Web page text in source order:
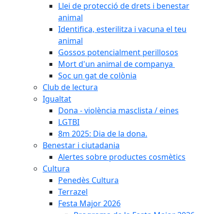
Llei de protecció de drets i benestar
animal
Identifica, esterilitza i vacuna el teu
animal
Gossos potencialment perillosos
Mort d'un animal de companya
Soc un gat de colònia
Club de lectura
Igualtat
Dona - violència masclista / eines
LGTBI
8m 2025: Dia de la dona.
Benestar i ciutadania
Alertes sobre productes cosmètics
Cultura
Penedès Cultura
Terrazel
Festa Major 2026